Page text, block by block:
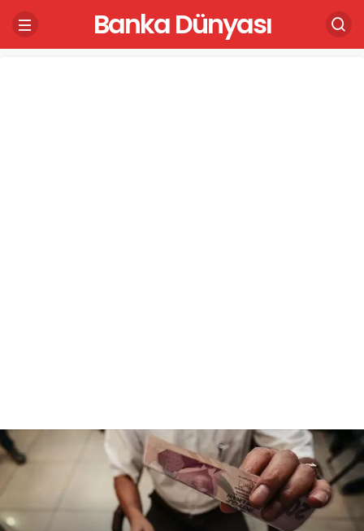
Banka Dünyası